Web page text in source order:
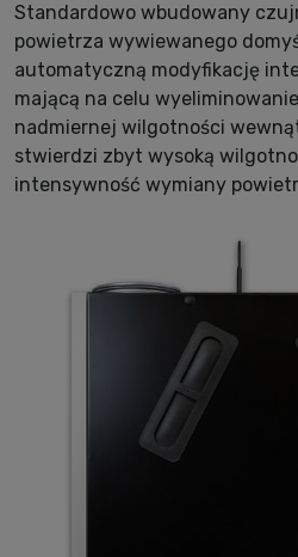
Standardowo wbudowany
powietrza wywiewanego
automatyczną modyfikację
mającą na celu
nadmiernej wilgotności
stwierdzi zbyt wysoką
intensywność wymiany